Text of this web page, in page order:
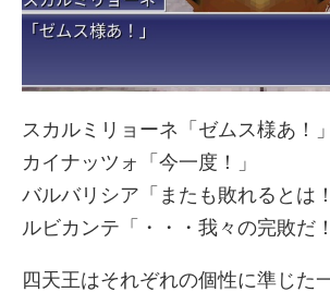
スカルミリョーネ「ゼムス様あ！」
カイナッツォ「今一度！」
バルバリシア「またも敗れるとは！
ルビカンテ「・・・我々の完敗だ！
四天王はそれぞれの個性に準じた